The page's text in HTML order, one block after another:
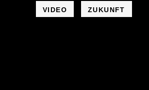
VIDEO ZUKUNFT